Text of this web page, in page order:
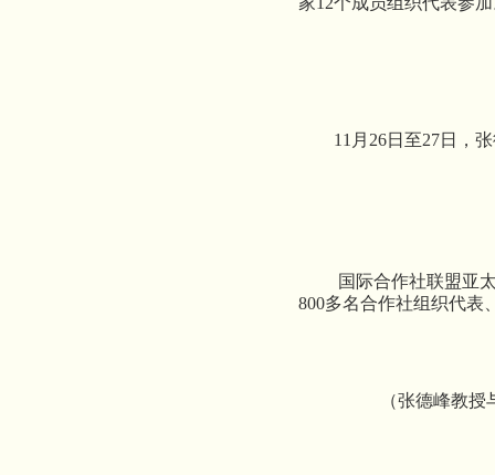
11月26日至27日，
国际合作社联盟亚太
800多名合作社组织代表
（张德峰教